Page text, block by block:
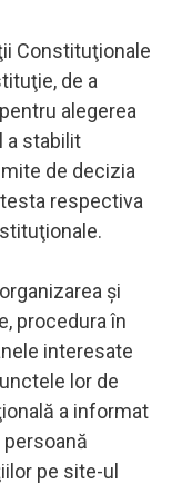
Constituţionale
de a
alegerea
a stabilit
de decizia
respectiva
şi
procedura în
interesate
lor de
a informat
pe site-ul